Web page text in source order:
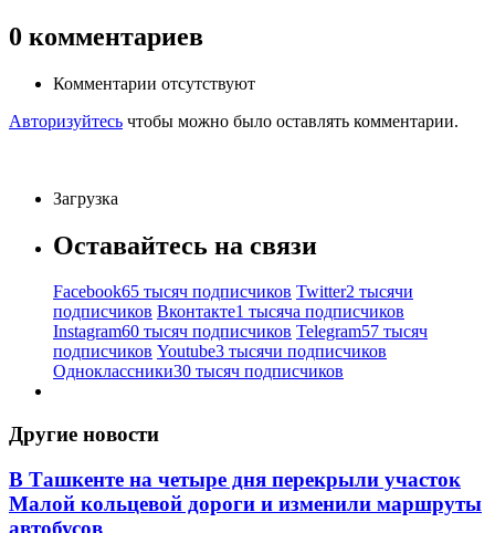
0 комментариев
Комментарии отсутствуют
Авторизуйтесь чтобы можно было оставлять комментарии.
Загрузка
Оставайтесь на связи
Facebook65 тысяч подписчиков Twitter2 тысячи
подписчиков Вконтакте1 тысяча подписчиков
Instagram60 тысяч подписчиков Telegram57 тысяч
подписчиков Youtube3 тысячи подписчиков
Одноклассники30 тысяч подписчиков
Другие новости
В Ташкенте на четыре дня перекрыли участок
Малой кольцевой дороги и изменили маршруты
автобусов